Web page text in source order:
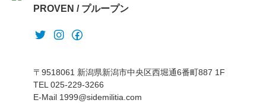
PROVEN / プループン
〒9518061 新潟県新潟市中央区西堀通6番町887 1F
TEL 025-229-3266
E-Mail 1999@sidemilitia.com